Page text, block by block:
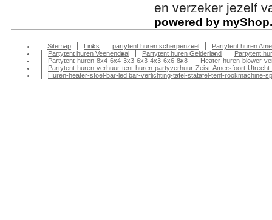
en verzeker jezelf
powered by
Sitemap Links partytent huren scherpenzeel
Partytent huren
Partytent huren Veenendaal
Partytent huren Gelderland
Partytent
Partytent-huren-8x4-6x4-3x3-6x3-4x3-6x6-8x8
Heater-huren-blower-
Partytent-huren-verhuur-tent-huren-partyverhuur-Zeist-Amersfoort-
Huren-heater-stoel-bar-led bar-verlichting-tafel-statafel-tent-